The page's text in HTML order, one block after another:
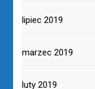
lipiec 2019
marzec 2019
luty 2019